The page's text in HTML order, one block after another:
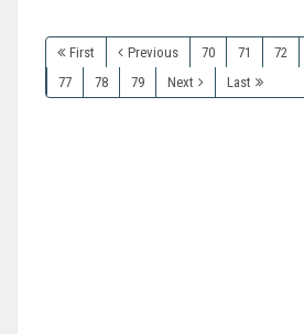
First Previous 70 71 72
77
78 79 Next Last